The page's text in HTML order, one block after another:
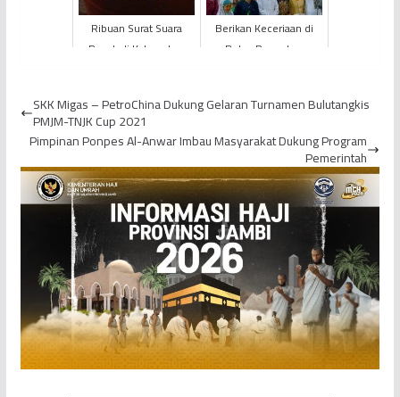
Ribuan Surat Suara
Rusak di Kabupaten
Berikan Keceriaan di
Bulan Ramadan,
Anak Yati...
SKK Migas – PetroChina Dukung Gelaran Turnamen Bulutangkis
PMJM-TNJK Cup 2021
Pimpinan Ponpes Al-Anwar Imbau Masyarakat Dukung Program
Pemerintah